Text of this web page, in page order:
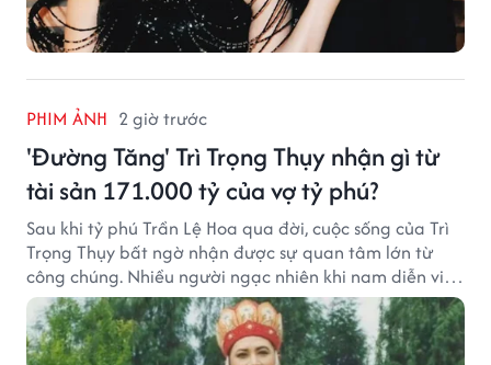
PHIM ẢNH 2 giờ trước
'Đường Tăng' Trì Trọng Thụy nhận gì từ
tài sản 171.000 tỷ của vợ tỷ phú?
Sau khi tỷ phú Trần Lệ Hoa qua đời, cuộc sống của Trì
Trọng Thụy bất ngờ nhận được sự quan tâm lớn từ
công chúng. Nhiều người ngạc nhiên khi nam diễn viên
nổi tiếng với vai Đường Tăng không xuất hiện trong
danh sách thừa kế khối tài sản hàng chục tỷ NDT.